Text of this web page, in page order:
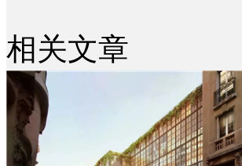
相关文章